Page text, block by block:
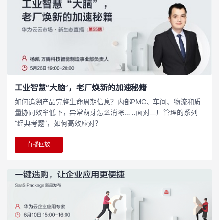
工业智慧“大脑”，老厂焕新的加速秘籍
如何追溯产品完整生命周期信息？内部PMC、车间、物流和质
量协同效率低下，异常萌芽怎么消除……面对工厂管理的系列
“经典考题”，如何高效应对？
直播回放